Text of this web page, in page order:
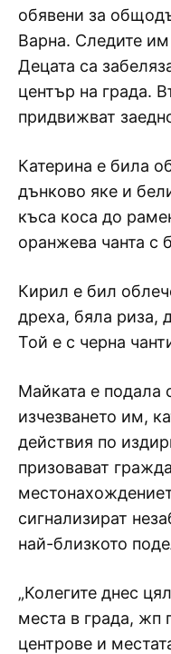
обявени за
Варна. Следите им
Децата са
център на града.
придвижват
Катерина е била
дънково яке и
къса коса до
оранжева чанта с
Кирил е бил
дреха, бяла риза,
Той е с черна
Майката е подала
изчезването им,
действия по
призовават
сигнализират
най-близкото
„Колегите днес
места в града, жп
центрове и